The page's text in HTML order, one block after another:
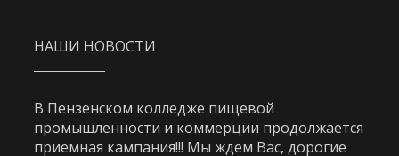
НАШИ НОВОСТИ
В Пензенском колледже пищевой
промышленности и коммерции продолжается
приемная кампания!!! Мы ждем Вас, дорогие